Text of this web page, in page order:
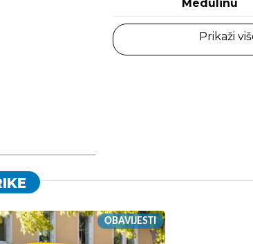
Medulinu
Prikaži
OBAVIJESTI